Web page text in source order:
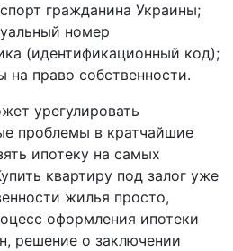
гражданина Украины;
номер
(идентификационный код);
на право собственности.
урегулировать
проблемы в кратчайшие
ипотеку на самых
квартиру под залог уже
жилья просто,
оформления ипотеки
решение о заключении